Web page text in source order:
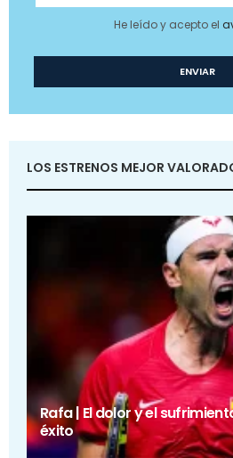
He leído y acepto el
LOS ESTRENOS MEJOR
Rafa | El dolor y el
éxito